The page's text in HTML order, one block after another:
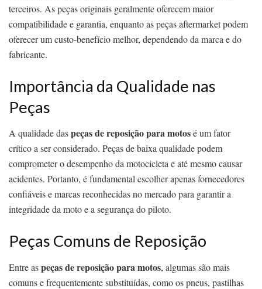
terceiros. As peças originais geralmente oferecem maior
compatibilidade e garantia, enquanto as peças aftermarket podem
oferecer um custo-benefício melhor, dependendo da marca e do
fabricante.
Importância da Qualidade nas
Peças
A qualidade daspeças de reposição para motosé um fator
crítico a ser considerado. Peças de baixa qualidade podem
comprometer o desempenho da motocicleta e até mesmo causar
acidentes. Portanto, é fundamental escolher apenas fornecedores
confiáveis e marcas reconhecidas no mercado para garantir a
integridade da moto e a segurança do piloto.
Peças Comuns de Reposição
Entre aspeças de reposição para motos, algumas são mais
comuns e frequentemente substituídas, como os pneus, pastilhas